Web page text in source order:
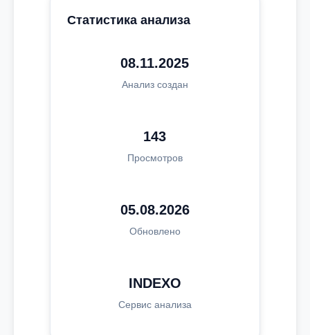
Статистика анализа
08.11.2025
Анализ создан
143
Просмотров
05.08.2026
Обновлено
INDEXO
Сервис анализа